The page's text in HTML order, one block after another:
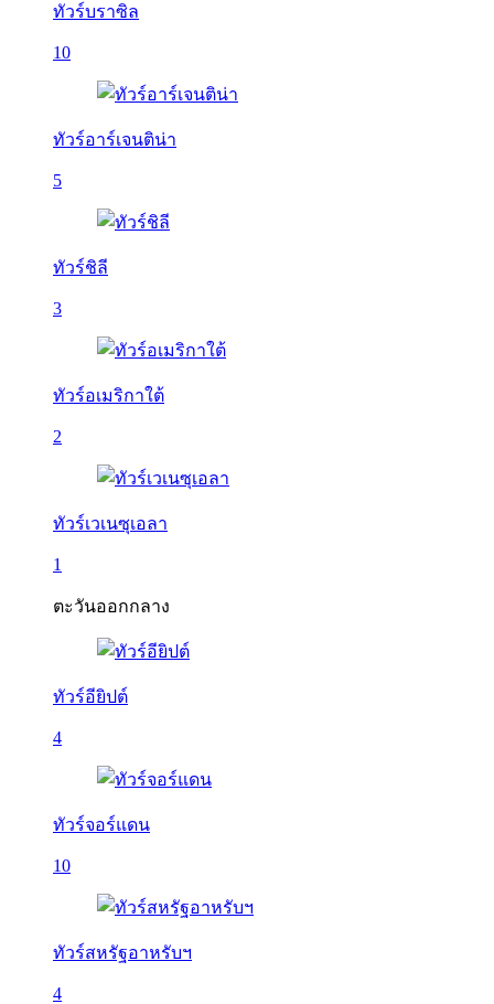
ทัวร์บราซิล
10
ทัวร์อาร์เจนติน่า
5
ทัวร์ชิลี
3
ทัวร์อเมริกาใต้
2
ทัวร์เวเนซุเอลา
1
ตะวันออกกลาง
ทัวร์อียิปต์
4
ทัวร์จอร์แดน
10
ทัวร์สหรัฐอาหรับฯ
4